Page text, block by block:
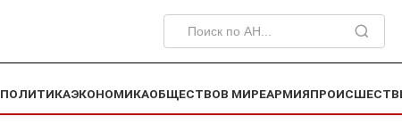
ПОЛИТИКАЭКОНОМИКАОБЩЕСТВОВ МИРЕАРМИЯ